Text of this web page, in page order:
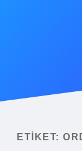
Yasal Uyarı
ETIKET: